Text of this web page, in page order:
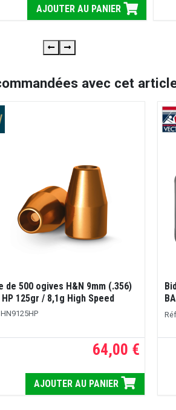
AJOUTER AU PANIER
avec cet
de 500 ogives H&N 9mm (.356)
125gr / 8,1g High Speed
64,00 €
AJOUTER AU PANIER